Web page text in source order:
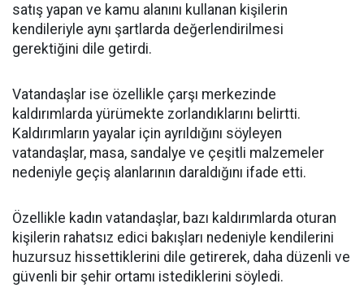
satış yapan ve kamu alanını kullanan kişilerin
kendileriyle aynı şartlarda değerlendirilmesi
gerektiğini dile getirdi.
Vatandaşlar ise özellikle çarşı merkezinde
kaldırımlarda yürümekte zorlandıklarını belirtti.
Kaldırımların yayalar için ayrıldığını söyleyen
vatandaşlar, masa, sandalye ve çeşitli malzemeler
nedeniyle geçiş alanlarının daraldığını ifade etti.
Özellikle kadın vatandaşlar, bazı kaldırımlarda oturan
kişilerin rahatsız edici bakışları nedeniyle kendilerini
huzursuz hissettiklerini dile getirerek, daha düzenli ve
güvenli bir şehir ortamı istediklerini söyledi.